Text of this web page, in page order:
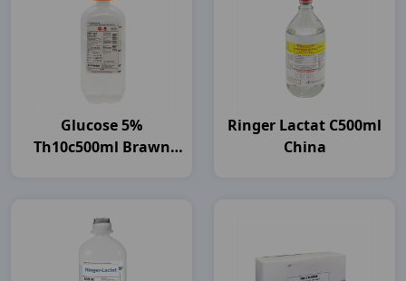
Glucose 5%
Th10c500ml Brawn
Ringer Lactat C500ml
China